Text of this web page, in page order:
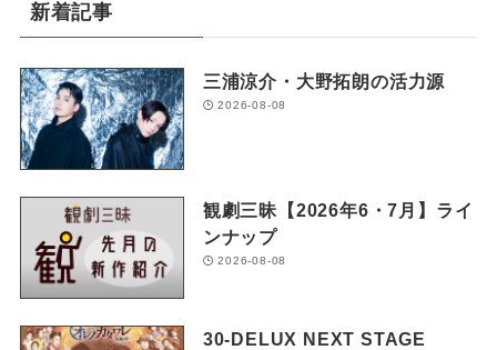
新着記事
三浦涼介・大野拓朗の活力源
2026-08-08
観劇三昧【2026年6・7月】ライ
ンナップ
2026-08-08
30-DELUX NEXT STAGE